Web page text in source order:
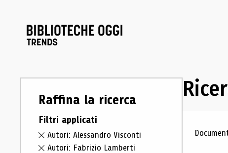
Raffina la ricerca
Filtri applicati
Autori: Alessandro Visconti
Autori: Fabrizio Lamberti